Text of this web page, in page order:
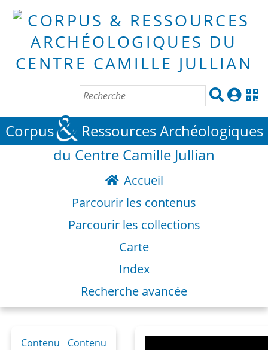
Corpus&Ressources Archéologiques
du Centre Camille Jullian
Accueil
Parcourir les contenus
Parcourir les collections
Carte
Index
Recherche avancée
Contenu
Contenu